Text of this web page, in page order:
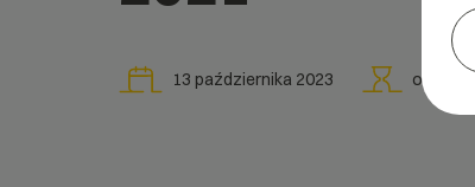
13 października 2023 ok.